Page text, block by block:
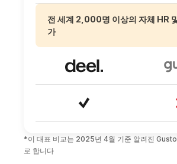
전 세계 2,000명 이상의 자체 HR
가
*이 대표 비교는 2025년 4월 기준 알려진
로 합니다